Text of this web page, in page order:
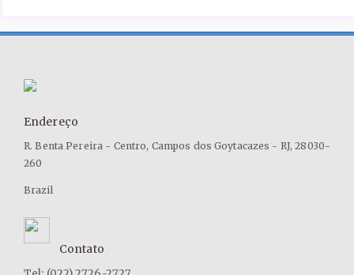
Endereço
R. Benta Pereira - Centro, Campos dos Goytacazes - RJ, 28030-
260
Brazil
Contato